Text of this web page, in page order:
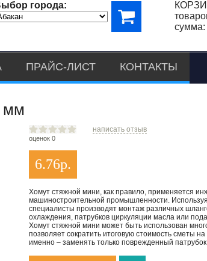
города:
сумма:
ПРАЙС-ЛИСТ КОНТАКТЫ
оценок 0
написать отзыв
6.76р.
Хомут стяжной мини, как правило, применяется
машиностроительной промышленности.
специалисты производят монтаж различных
охлаждения, патрубков циркуляции масла или
Хомут стяжной мини может быть использован
позволяет сократить итоговую стоимость сметы
именно – заменять только поврежденный